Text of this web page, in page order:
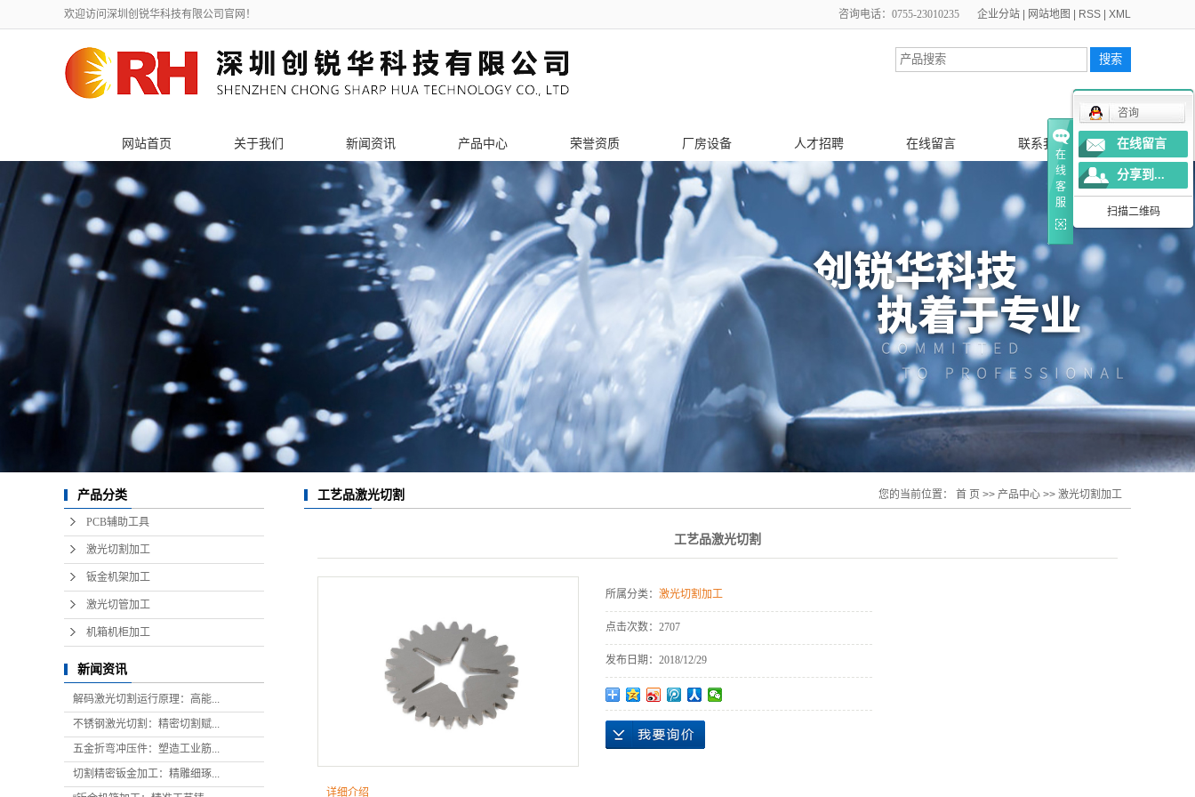
欢迎访问深圳创锐华科技有限公司官网！ 企业分站 网站地图 RSS XML
咨询电话：0755-23010235
网站首页 关于我们 新闻资讯
公司新闻
行业新闻
技术知识
产品中心
PCB辅助工具
激光切割加工
钣金机架加工
激光切管加工
机箱机柜加工
荣誉资质 厂房设备 人才招聘 在线留言 联系我们
产品分类
PCB辅助工具
激光切割加工
钣金机架加工
激光切管加工
机箱机柜加工
新闻资讯
解码激光切割运行原理：高能...
不锈钢激光切割：精密切割赋...
五金折弯冲压件：塑造工业筋...
切割精密钣金加工：精雕细琢...
工艺品激光切割 您的当前位置： 首 页 >> 产品中心 >> 激光切割加工
工艺品激光切割
所属分类： 激光切割加工
点击次数： 2707
发布日期： 2018/12/29
详细介绍
在
线
客
服
咨询
在线留言
分享到...
扫描二维码